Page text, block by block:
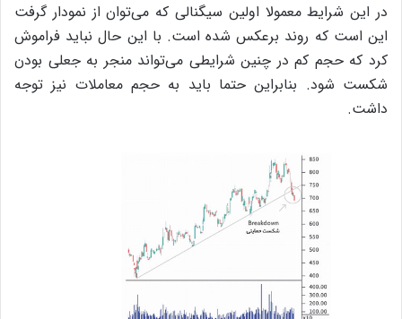
در این شرایط معمولا اولین سیگنالی که می‌توان از نمودار گرفت
این است که روند برعکس شده است. با این حال نباید فراموش
کرد که حجم کم در چنین شرایطی می‌تواند منجر به جعلی بودن
شکست شود. بنابراین حتما باید به حجم معاملات نیز توجه
داشت.